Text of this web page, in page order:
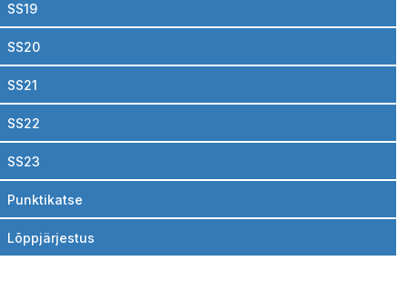
SS19
SS20
SS21
SS22
SS23
Punktikatse
Lõppjärjestus